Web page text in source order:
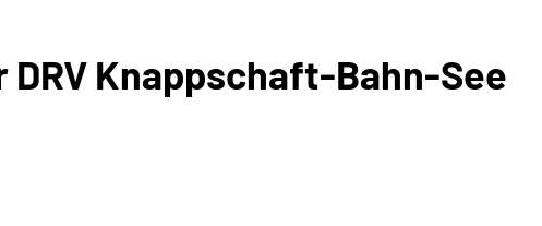
Knappschaft-Bahn-See